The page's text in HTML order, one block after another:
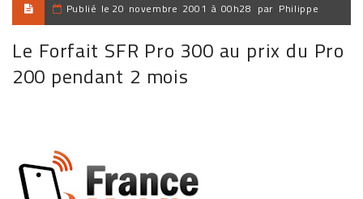
Publié le 20 novembre 2001 à 00h28 par Philippe
Le Forfait SFR Pro 300 au prix du Pro
200 pendant 2 mois